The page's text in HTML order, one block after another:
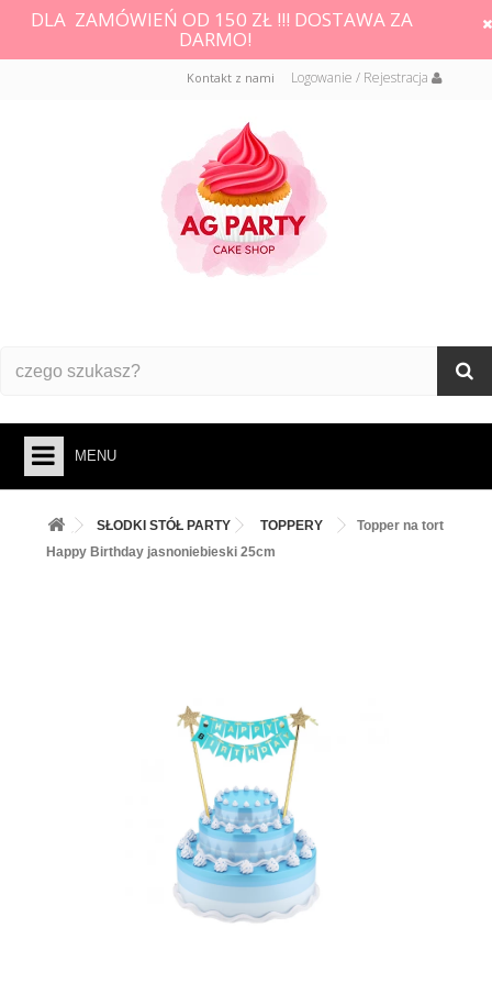
DLA ZAMÓWIEŃ OD 150 ZŁ !!! DOSTAWA ZA
DARMO!
Logowanie / Rejestracja
Kontakt z nami
MENU
PIECZENIE
PODKŁADY /PRZEKŁADKI/WSPORNIKI/BANKETÓWKI
SŁODKI STÓŁ PARTY TOPPERY
Topper na tort
Happy Birthday jasnoniebieski 25cm